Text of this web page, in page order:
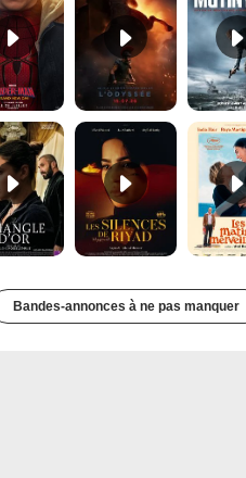
Les Silences de Riyad Bande-annonce VO STFR
Bandes-annonces à ne pas manquer